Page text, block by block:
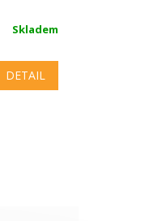
Skladem
DETAIL